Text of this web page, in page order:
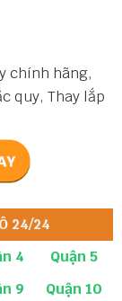
chính hãng,
quy, Thay lắp
24/24
4
Quận 5
9
Quận 10